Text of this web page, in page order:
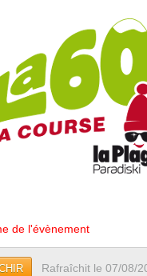
de l'évènement
Rafraîchit le 07/08/